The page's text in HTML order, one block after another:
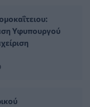
Υφυπουργού